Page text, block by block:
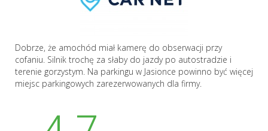
Dobrze, że amochód miał kamerę do obserwacji przy
cofaniu. Silnik trochę za słaby do jazdy po autostradzie i
terenie gorzystym. Na parkingu w Jasionce powinno być więcej
miejsc parkingowych zarezerwowanych dla firmy.